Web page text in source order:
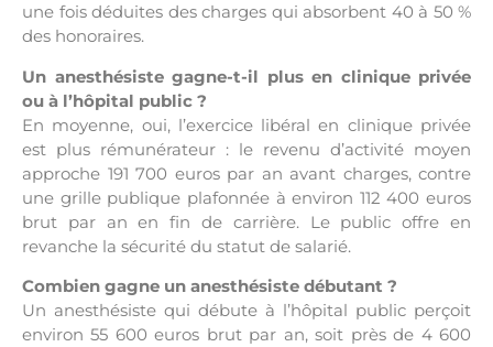
une fois déduites des charges qui absorbent 40 à 50 %
des honoraires.
Un anesthésiste gagne-t-il plus en clinique privée
ou à l’hôpital public ?
En moyenne, oui, l’exercice libéral en clinique privée
est plus rémunérateur : le revenu d’activité moyen
approche 191 700 euros par an avant charges, contre
une grille publique plafonnée à environ 112 400 euros
brut par an en fin de carrière. Le public offre en
revanche la sécurité du statut de salarié.
Combien gagne un anesthésiste débutant ?
Un anesthésiste qui débute à l’hôpital public perçoit
environ 55 600 euros brut par an, soit près de 4 600